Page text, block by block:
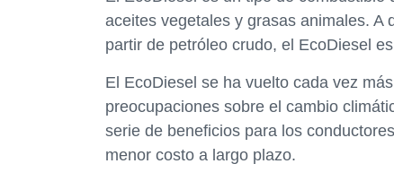
aceites vegetales y grasas animales. A
partir de petróleo crudo, el EcoDiesel
El EcoDiesel se ha vuelto cada vez
preocupaciones sobre el cambio
serie de beneficios para los
menor costo a largo plazo.